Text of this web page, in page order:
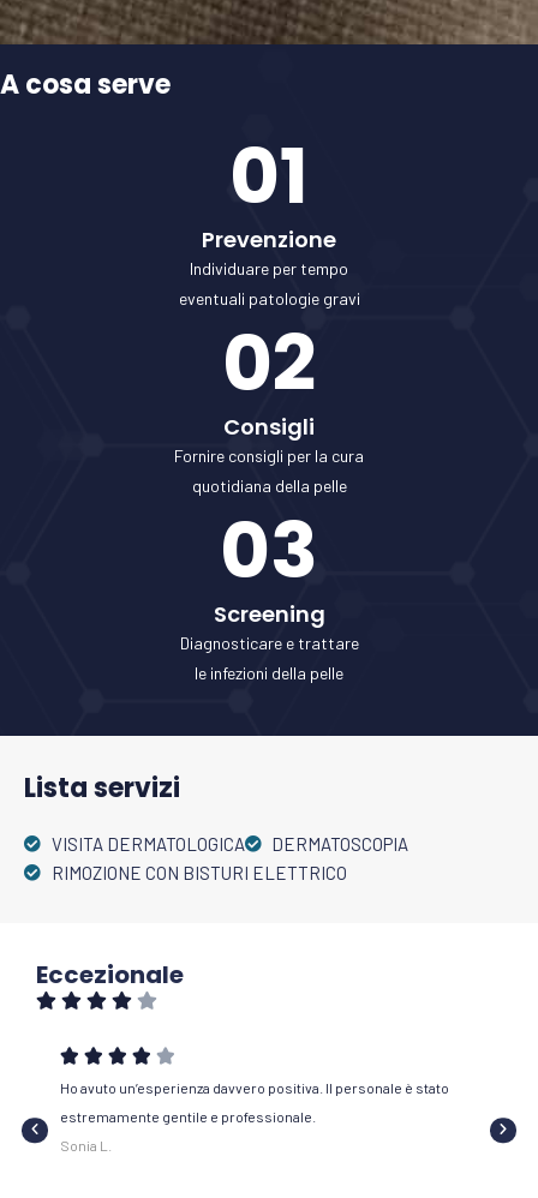
A cosa serve
01
Prevenzione
Individuare per tempo
eventuali patologie gravi
02
Consigli
Fornire consigli per la cura
quotidiana della pelle
03
Screening
Diagnosticare e trattare
le infezioni della pelle
Lista servizi
VISITA DERMATOLOGICA
DERMATOSCOPIA
RIMOZIONE CON BISTURI ELETTRICO
Eccezionale
    
Ho avuto un’esperienza davvero positiva. Il personale è stato
estremamente gentile e professionale.
Sonia L.
Sara P.